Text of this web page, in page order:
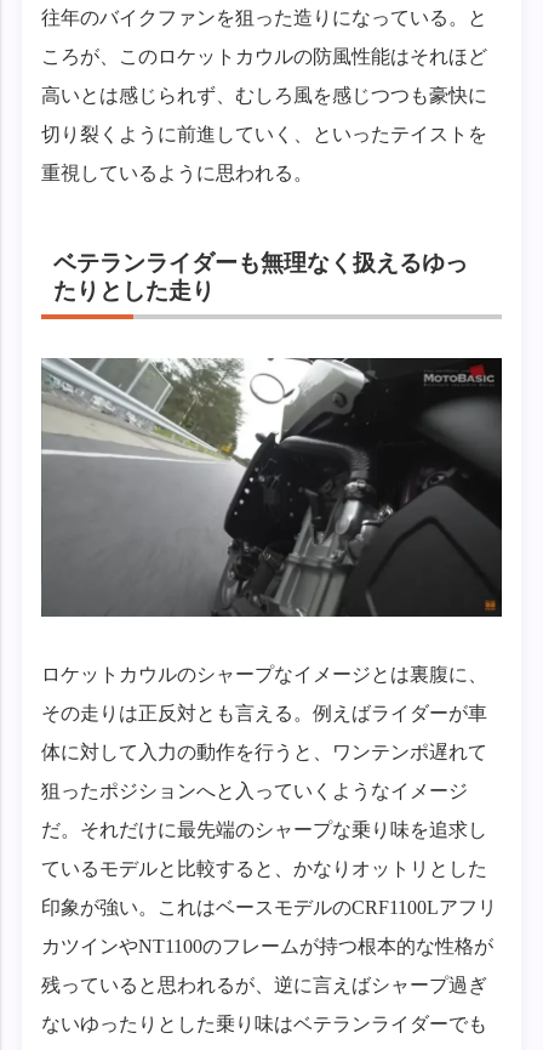
往年のバイクファンを狙った造りになっている。と
ころが、このロケットカウルの防風性能はそれほど
高いとは感じられず、むしろ風を感じつつも豪快に
切り裂くように前進していく、といったテイストを
重視しているように思われる。
ベテランライダーも無理なく扱えるゆっ
たりとした走り
ロケットカウルのシャープなイメージとは裏腹に、
その走りは正反対とも言える。例えばライダーが車
体に対して入力の動作を行うと、ワンテンポ遅れて
狙ったポジションへと入っていくようなイメージ
だ。それだけに最先端のシャープな乗り味を追求し
ているモデルと比較すると、かなりオットリとした
印象が強い。これはベースモデルのCRF1100Lアフリ
カツインやNT1100のフレームが持つ根本的な性格が
残っていると思われるが、逆に言えばシャープ過ぎ
ないゆったりとした乗り味はベテランライダーでも